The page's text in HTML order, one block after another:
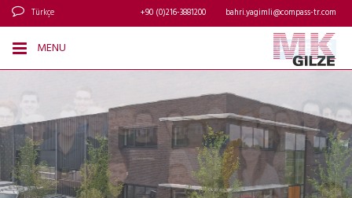
Türkçe bahri.yagimli@compass-tr.com
+90 (0)216-3881200
MENU